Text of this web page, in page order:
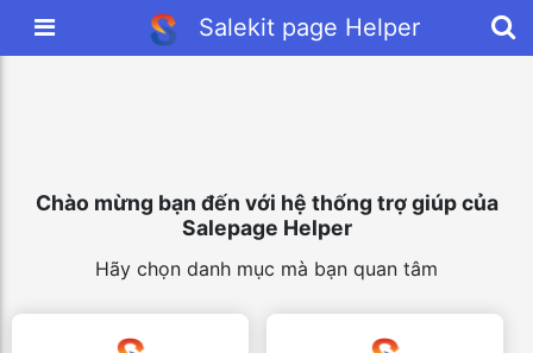
Salekit page Helper
Chào mừng bạn đến với hệ thống trợ giúp của
Salepage Helper
Hãy chọn danh mục mà bạn quan tâm